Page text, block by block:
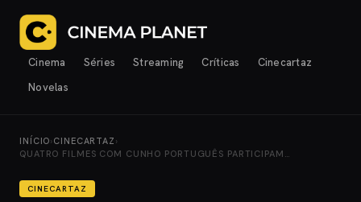
Cinema Séries Streaming Críticas
Cinecartaz
Novelas
INÍCIO› CINECARTAZ ›
QUATRO FILMES COM CUNHO PORTUGUÊS PARTICIPAM…
CINECARTAZ